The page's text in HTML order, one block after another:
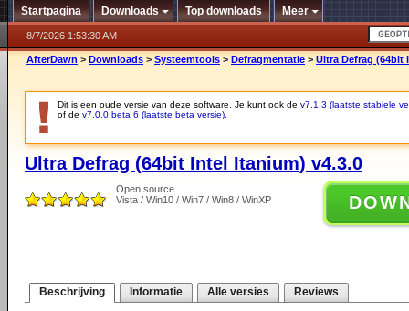
Startpagina Downloads Top downloads Meer
8/7/2026 1:53:30 AM
AfterDawn > Downloads > Systeemtools > Defragmentatie > Ultra Defrag (64bit
Dit is een oude versie van deze software. Je kunt ook de v7.1.3 (laatste stabiele
of de v7.0.0 beta 6 (laatste beta versie)
Ultra Defrag (64bit Intel Itanium) v4.3.0
Open source
Vista / Win10 / Win7 / Win8 / WinXP
Beschrijving Informatie Alle versies Reviews